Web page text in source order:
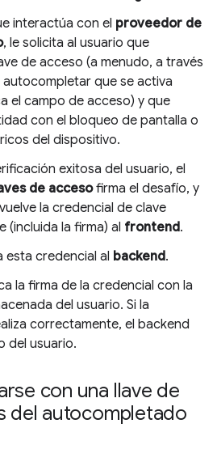
interactúa con el proveedor de
, le solicita al usuario que
de acceso (a menudo, a través
que se activa
el campo de acceso) y que
con el bloqueo de pantalla o
del dispositivo.
exitosa del usuario, el
de accesofirma el desafío, y
la credencial de clave
(incluida la firma) al frontend.
esta credencial al backend.
la firma de la credencial con la
del usuario. Si la
correctamente, el backend
del usuario.
con una llave de
del autocompletado